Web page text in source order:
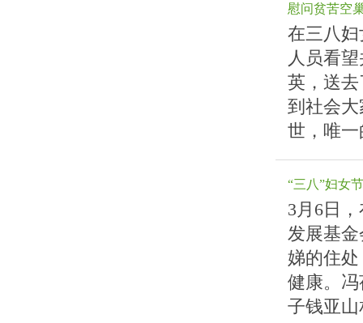
慰问贫苦空
在三八
人员看
英，送
到社会
世，唯
“三八”妇女
3月6日
发展基
娣的住
健康。
子钱亚